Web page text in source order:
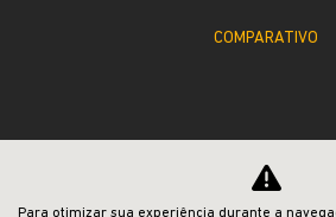
COMPARATIVO
Desacelere. Seu bem
Para otimizar sua experiência durante a